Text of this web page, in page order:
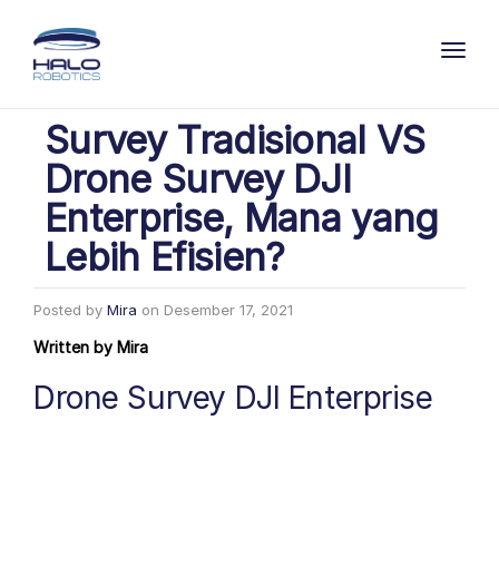
Survey Tradisional VS
Drone Survey DJI
Enterprise, Mana yang
Lebih Efisien?
Posted by Mira on Desember 17, 2021
Written by Mira
Drone Survey DJI Enterprise